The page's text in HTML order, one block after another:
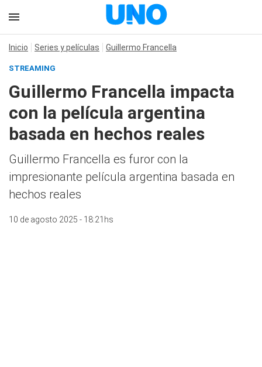
Inicio Series y películas Guillermo Francella
STREAMING
Guillermo Francella impacta
con la película argentina
basada en hechos reales
Guillermo Francella es furor con la
impresionante película argentina basada en
hechos reales
10 de agosto 2025 - 18:21hs